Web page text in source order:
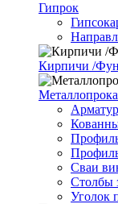
Гипрок
Кирпичи /
Сваи
Столбы
Уголок